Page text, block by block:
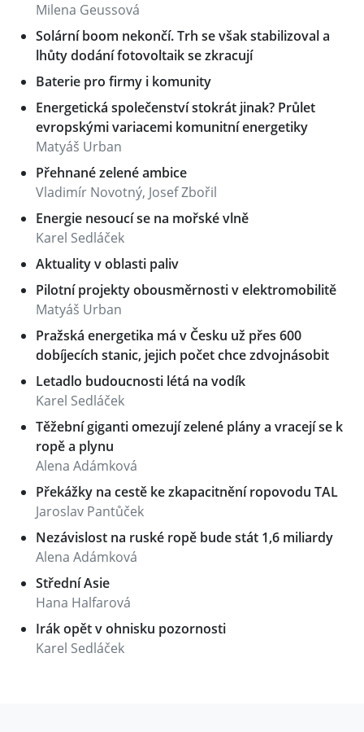
Milena Geussová
Solární boom nekončí. Trh se však stabilizoval a
lhůty dodání fotovoltaik se zkracují
Baterie pro firmy i komunity
Energetická společenství stokrát jinak? Průlet
evropskými variacemi komunitní energetiky
Matyáš Urban
Přehnané zelené ambice
Vladimír Novotný, Josef Zbořil
Energie nesoucí se na mořské vlně
Karel Sedláček
Aktuality v oblasti paliv
Pilotní projekty obousměrnosti v elektromobilitě
Matyáš Urban
Pražská energetika má v Česku už přes 600
dobíjecích stanic, jejich počet chce zdvojnásobit
Letadlo budoucnosti létá na vodík
Karel Sedláček
Těžební giganti omezují zelené plány a vracejí se k
ropě a plynu
Alena Adámková
Překážky na cestě ke zkapacitnění ropovodu TAL
Jaroslav Pantůček
Nezávislost na ruské ropě bude stát 1,6 miliardy
Alena Adámková
Střední Asie
Hana Halfarová
Irák opět v ohnisku pozornosti
Karel Sedláček